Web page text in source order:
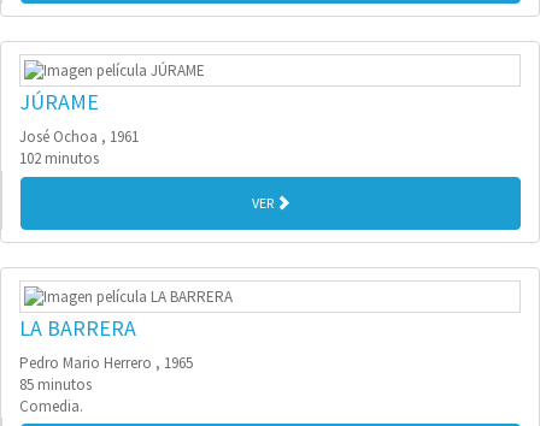
JÚRAME
José Ochoa , 1961
102 minutos
VER
LA BARRERA
Pedro Mario Herrero , 1965
85 minutos
Comedia.